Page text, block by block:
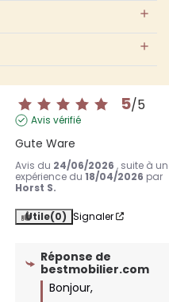
5/5
Avis vérifié
Gute Ware
Avis du 24/06/2026 , suite à
expérience du18/04/2026 par
Horst S.
Utile(0) Signaler
Réponse de
bestmobilier.com
Bonjour,